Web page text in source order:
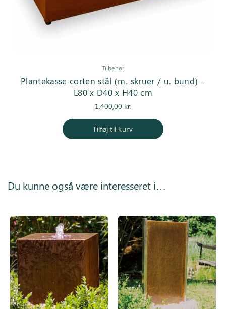
Tilbehør
Plantekasse corten stål (m. skruer / u. bund) –
L80 x D40 x H40 cm
1.400,00 kr.
Tilføj til kurv
Du kunne også være interesseret i…